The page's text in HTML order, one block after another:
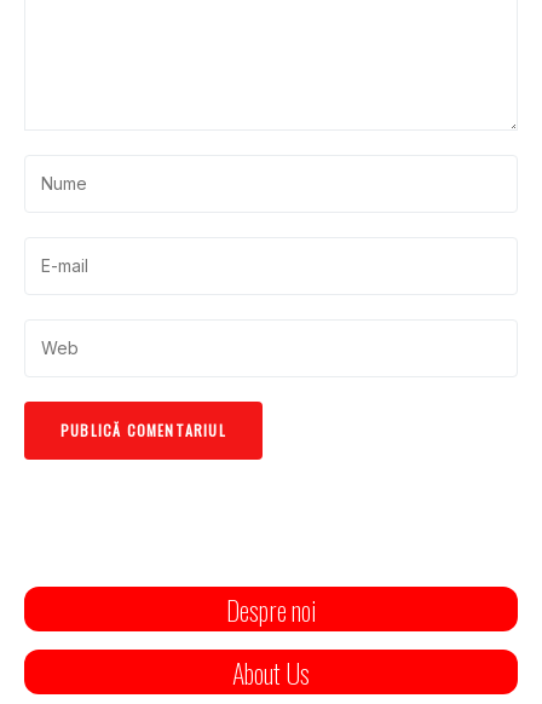
Despre noi
About Us